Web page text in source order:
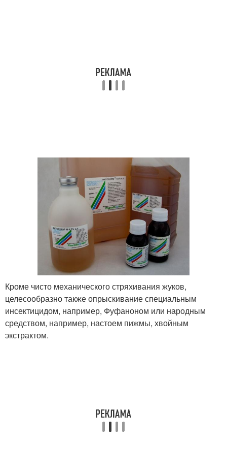
Кроме чисто механического стряхивания жуков,
целесообразно также опрыскивание специальным
инсектицидом, например, Фуфаноном или народным
средством, например, настоем пижмы, хвойным
экстрактом.